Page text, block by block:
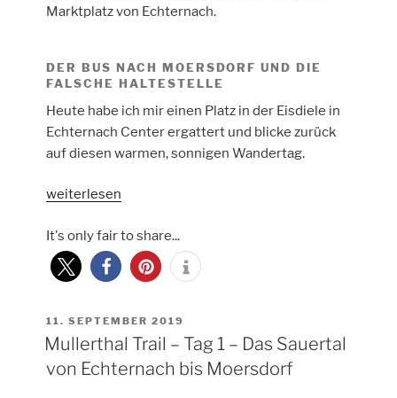
Marktplatz von Echternach.
DER BUS NACH MOERSDORF UND DIE
FALSCHE HALTESTELLE
Heute habe ich mir einen Platz in der Eisdiele in
Echternach Center ergattert und blicke zurück
auf diesen warmen, sonnigen Wandertag.
„Mullerthal
–
Tag
2
Über
die
Hochebene
weiterlesen
It's only fair to share...
VERÖFFENTLICHT
AM
11. SEPTEMBER 2019
Mullerthal Trail – Tag 1 – Das Sauertal
von Echternach bis Moersdorf